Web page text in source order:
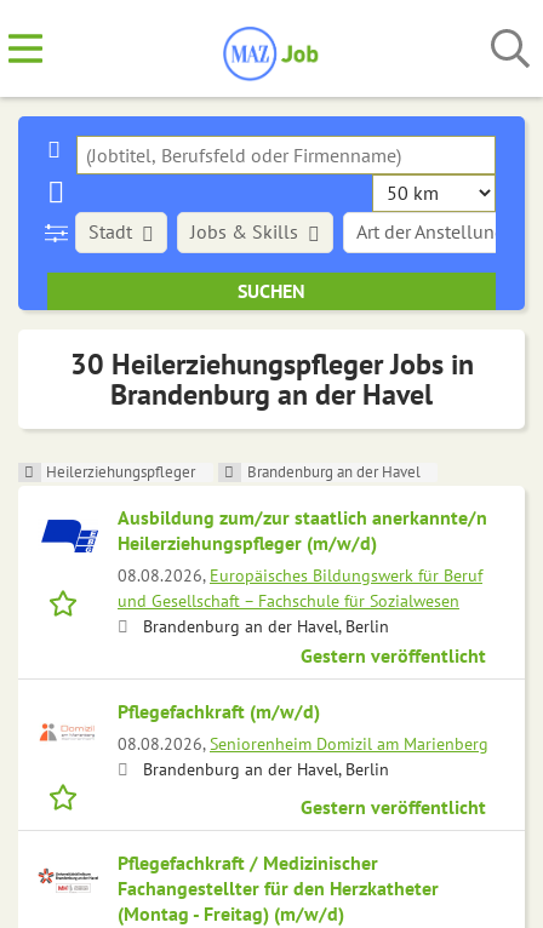
Stadt Art der Anstellung
Jobs & Skills
30 Heilerziehungspfleger Jobs in
Brandenburg an der Havel
Heilerziehungspfleger Brandenburg an der Havel
Ausbildung zum/zur staatlich anerkannte/n
Heilerziehungspfleger (m/w/d)
08.08.2026, Europäisches Bildungswerk für Beruf
und Gesellschaft – Fachschule für Sozialwesen
Brandenburg an der Havel, Berlin
Gestern veröffentlicht
Pflegefachkraft (m/w/d)
08.08.2026,Seniorenheim Domizil am Marienberg
Brandenburg an der Havel, Berlin
Gestern veröffentlicht
Pflegefachkraft / Medizinischer
Fachangestellter für den Herzkatheter
(Montag - Freitag) (m/w/d)